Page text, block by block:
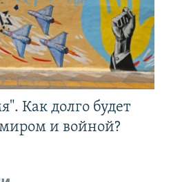
Как долго будет
и войной?